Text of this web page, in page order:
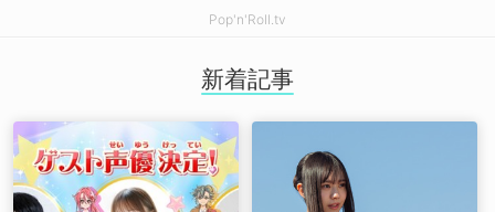
Pop'n'Roll.tv
新着記事